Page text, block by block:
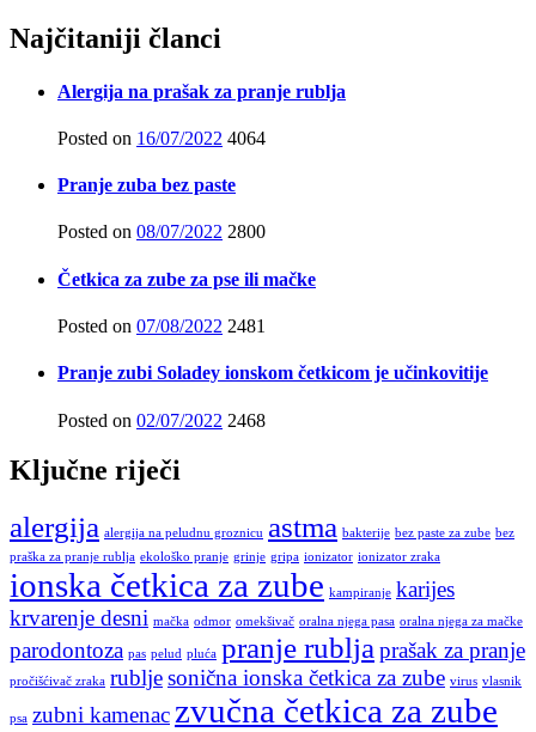
Najčitaniji članci
Alergija na prašak za pranje rublja
Posted on 16/07/2022 4064
Pranje zuba bez paste
Posted on 08/07/2022 2800
Četkica za zube za pse ili mačke
Posted on 07/08/2022 2481
Pranje zubi Soladey ionskom četkicom je učinkovitije
Posted on 02/07/2022 2468
Ključne riječi
alergija alergija na peludnu groznicu astma bakterije bez paste za zube bez
praška za pranje rublja ekološko pranje grinje gripa ionizator ionizator zraka
ionska četkica za zube kampiranje karijes
krvarenje desni mačka odmor omekšivač oralna njega pasa oralna njega za mačke
parodontoza pas pelud pluća pranje rublja prašak za pranje
pročišćivač zraka rubljesonična ionska četkica za zube virus vlasnik
psa zubni kamenac zvučna četkica za zube